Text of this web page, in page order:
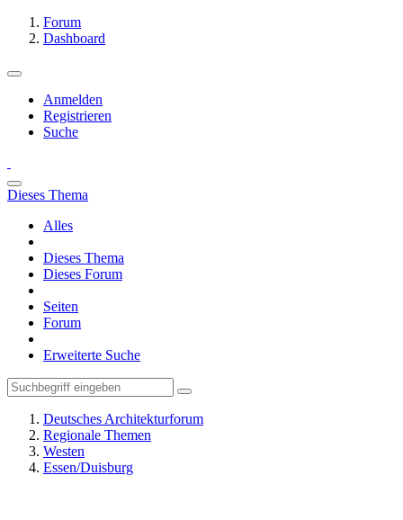
Forum
Dashboard
Anmelden
Registrieren
Suche
Dieses Thema
Alles
Dieses Thema
Dieses Forum
Seiten
Forum
Erweiterte Suche
Deutsches Architekturforum
Regionale Themen
Westen
Essen/Duisburg